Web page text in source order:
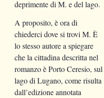
deprimente di M. e del lago.
A proposito, è ora di
chiederci dove si trovi M. È
lo stesso autore a spiegare
che la cittadina descritta nel
romanzo è Porto Ceresio, sul
lago di Lugano, come risulta
dall’edizione annotata